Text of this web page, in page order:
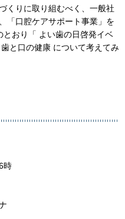
くりに取り組むべく、一般社
「口腔ケアサポート事業」を
おり「 よい歯の日啓発イベ
と口の健康 について考えてみ
時